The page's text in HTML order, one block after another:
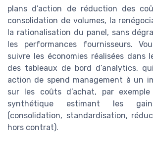
plans d’action de réduction des
consolidation de volumes, la
la rationalisation du panel, sans
les performances fournisseurs.
suivre les économies réalisées dans
des tableaux de bord d’analytics,
action de spend management à un
sur les coûts d’achat, par
synthétique estimant les
(consolidation, standardisation,
hors contrat).